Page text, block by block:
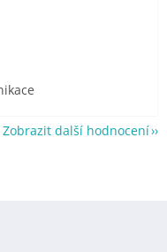
z 5 hvězdiček.
Zobrazit další hodnocení